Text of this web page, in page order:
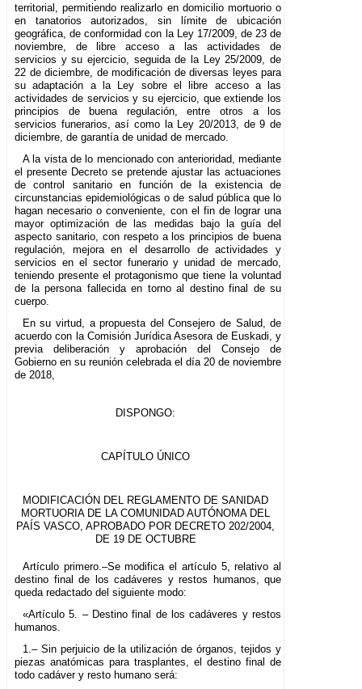
territorial, permitiendo realizarlo en domicilio mortuorio o
en tanatorios autorizados, sin límite de ubicación
geográfica, de conformidad con la Ley 17/2009, de 23 de
noviembre, de libre acceso a las actividades de
servicios y su ejercicio, seguida de la Ley 25/2009, de
22 de diciembre, de modificación de diversas leyes para
su adaptación a la Ley sobre el libre acceso a las
actividades de servicios y su ejercicio, que extiende los
principios de buena regulación, entre otros a los
servicios funerarios, así como la Ley 20/2013, de 9 de
diciembre, de garantía de unidad de mercado.
A la vista de lo mencionado con anterioridad, mediante
el presente Decreto se pretende ajustar las actuaciones
de control sanitario en función de la existencia de
circunstancias epidemiológicas o de salud pública que lo
hagan necesario o conveniente, con el fin de lograr una
mayor optimización de las medidas bajo la guía del
aspecto sanitario, con respeto a los principios de buena
regulación, mejora en el desarrollo de actividades y
servicios en el sector funerario y unidad de mercado,
teniendo presente el protagonismo que tiene la voluntad
de la persona fallecida en torno al destino final de su
cuerpo.
En su virtud, a propuesta del Consejero de Salud, de
acuerdo con la Comisión Jurídica Asesora de Euskadi, y
previa deliberación y aprobación del Consejo de
Gobierno en su reunión celebrada el día 20 de noviembre
de 2018,
DISPONGO:
CAPÍTULO ÚNICO
MODIFICACIÓN DEL REGLAMENTO DE SANIDAD
MORTUORIA DE LA COMUNIDAD AUTÓNOMA DEL
PAÍS VASCO, APROBADO POR DECRETO 202/2004,
DE 19 DE OCTUBRE
Artículo primero.–Se modifica el artículo 5, relativo al
destino final de los cadáveres y restos humanos, que
queda redactado del siguiente modo:
«Artículo 5. – Destino final de los cadáveres y restos
humanos.
1.– Sin perjuicio de la utilización de órganos, tejidos y
piezas anatómicas para trasplantes, el destino final de
todo cadáver y resto humano será: